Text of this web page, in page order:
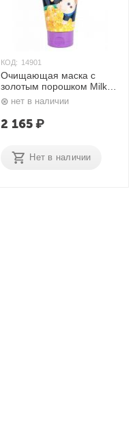
КОД: 14901
Очищающая маска с
золотым порошком Milky
Piggy Kangsi Pack Mask
120 мл. Elizavecca
нет в наличии
2 165₽
Нет в наличии